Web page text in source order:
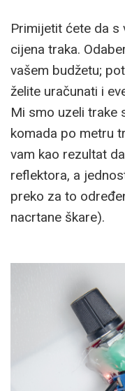
Primijetit ćete da s
cijena traka.
vašem budžetu;
želite uračunati i
Mi smo uzeli trake
komada po metru
vam kao rezultat
reflektora, a
preko za to
nacrtane škare).